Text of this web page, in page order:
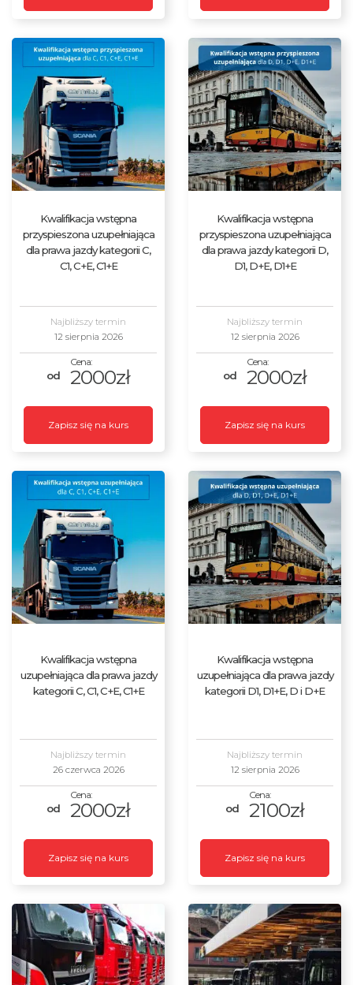
Kwalifikacja wstępna
przyspieszona uzupełniająca
dla prawa jazdy kategorii C,
C1, C+E, C1+E
Najbliższy termin
12 sierpnia 2026
2000zł
Zapisz się na kurs
Kwalifikacja wstępna
przyspieszona uzupełniająca
dla prawa jazdy kategorii D,
D1, D+E, D1+E
Najbliższy termin
12 sierpnia 2026
2000zł
Zapisz się na kurs
Kwalifikacja wstępna
uzupełniająca dla prawa jazdy
kategorii C, C1, C+E, C1+E
Najbliższy termin
26 czerwca 2026
2000zł
Zapisz się na kurs
Kwalifikacja wstępna
uzupełniająca dla prawa jazdy
kategorii D1, D1+E, D i D+E
Najbliższy termin
12 sierpnia 2026
2100zł
Zapisz się na kurs